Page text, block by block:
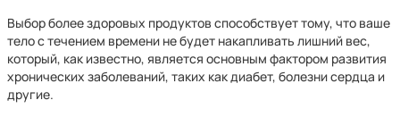
Выбор более здоровых продуктов способствует тому, что ваше
тело с течением времени не будет накапливать лишний вес,
который, как известно, является основным фактором развития
хронических заболеваний, таких как диабет, болезни сердца и
другие.